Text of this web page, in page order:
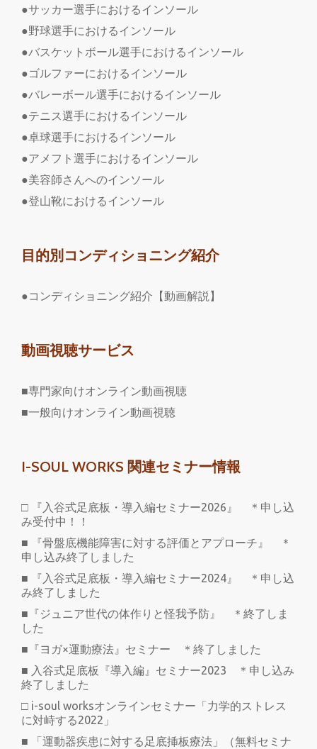
●サッカー選手におけるインソール
●野球選手におけるインソール
●バスケットボール選手におけるインソール
●ゴルファーにおけるインソール
●バレーボール選手におけるインソール
●テニス選手におけるインソール
●卓球選手におけるインソール
●アメフト選手におけるインソール
●美容師さんへのインソール
●登山靴におけるインソール
目的別コンディショニング紹介
●コンディショニング紹介【動画解説】
動画視聴サービス
■専門家向けオンライン動画視聴
■一般向けオンライン動画視聴
I-SOUL WORKS 関連セミナー情報
□ 『入谷式足底板・導入編セミナー2026』 ＊申し込
み受付中！！
■ 『骨盤底機能障害に対する評価とアプローチ』 ＊
申し込み終了しました
■ 『入谷式足底板・導入編セミナー2024』 ＊申し込
み終了しました
■『ジュニア世代の体作りと怪我予防』 ＊終了しま
した
■『ヨガ×運動療法』セミナー ＊終了しました
■ 入谷式足底板『導入編』セミナー2023 ＊申し込み
終了しました
□ i-soul worksオンラインセミナー「力学的ストレス
に対峙する2022」
■ 「運動器疾患に対する足底挿板療法」（無料セミナ